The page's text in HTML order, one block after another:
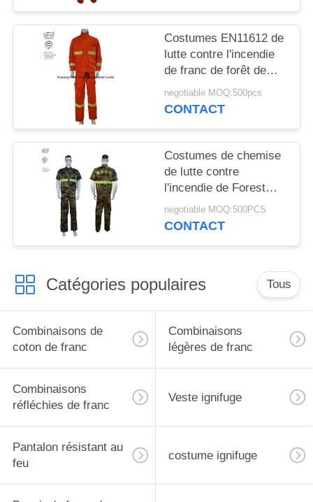
Costumes EN11612 de
lutte contre l'incendie
de franc de forêt de
coton de l'orange 100
negotiable MOQ:500pcs
CONTACT
Costumes de chemise
de lutte contre
l'incendie de Forest
Camouflage 450gsm
franc avec le logo
negotiable MOQ:500PCS
CONTACT
Catégories populaires Tous
Combinaisons de
coton de franc
Combinaisons
légères de franc
Combinaisons
réfléchies de franc
Veste ignifuge
Pantalon résistant au
feu
costume ignifuge